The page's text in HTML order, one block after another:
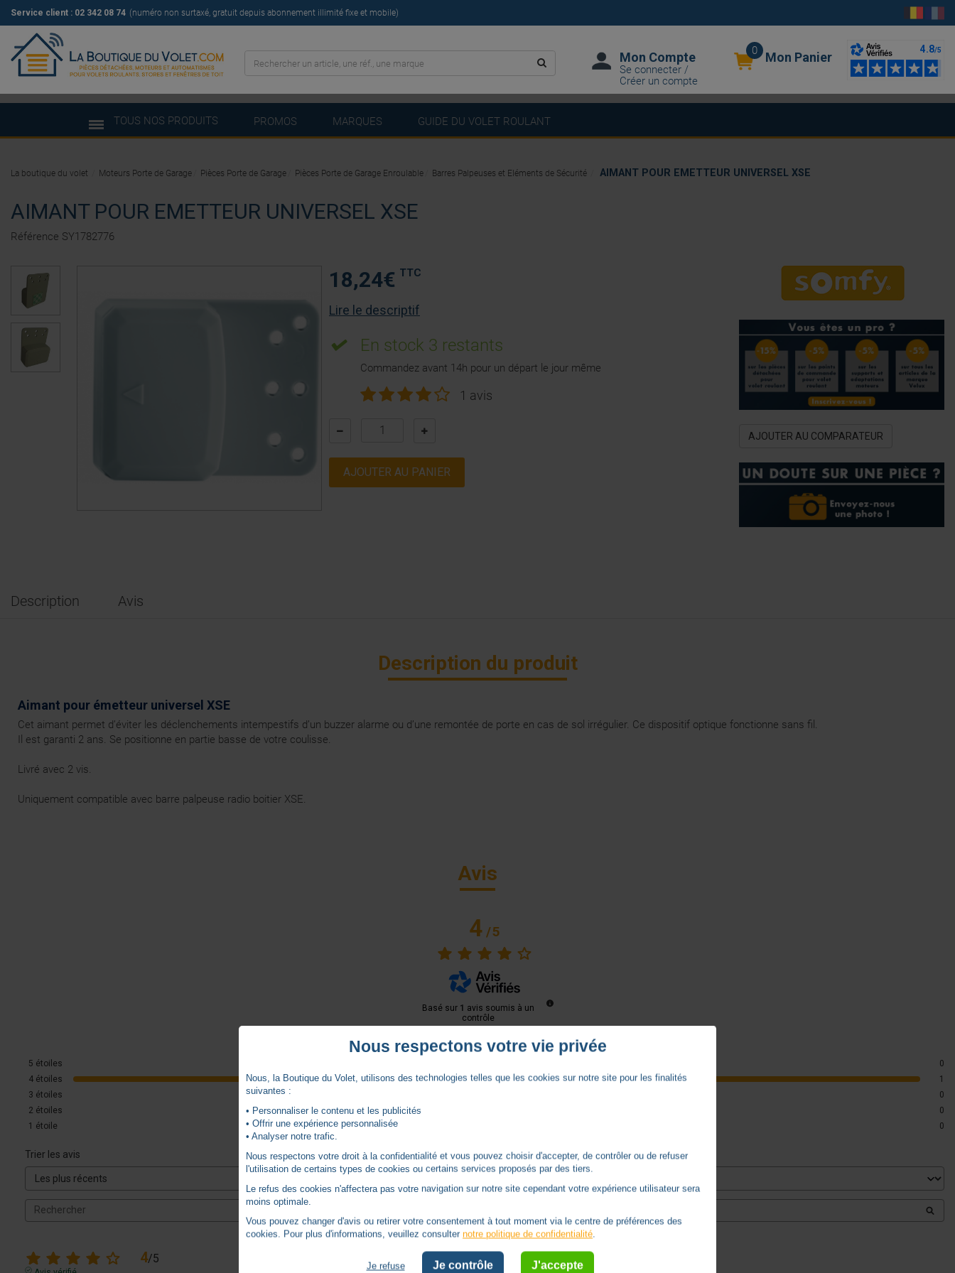
Service client : 02 342 08 74 (numéro non surtaxé, gratuit depuis abonnement illimité fixe et mobile)
Mon Compte
Se connecter /
Créer un compte
0 Mon Panier
TOUS NOS PRODUITS PROMOS MARQUES GUIDE DU VOLET ROULANT
AIMANT POUR EMETTEUR UNIVERSEL XSE
Référence SY1782776
18,24€ TTC
Lire le descriptif
En stock 3 restants
Commandez avant 14h pour un départ le jour même
1 avis
AJOUTER AU PANIER
AJOUTER AU COMPARATEUR
Description Avis
Description du produit
Aimant pour émetteur universel XSE
Cet aimant permet d’éviter les déclenchements intempestifs d’un buzzer alarme ou d’une remontée de porte en cas de sol irrégulier. Ce dispositif optique fonctionne sans fil.
Il est garanti 2 ans. Se positionne en partie basse de votre coulisse.
Livré avec 2 vis.
Uniquement compatible avec barre palpeuse radio boitier XSE.
Avis
4/5
Basé sur 1 avis soumis à un
contrôle
5 étoiles
0
4 étoiles
1
3 étoiles
0
2 étoiles
0
1 étoile 0
Trier les avis
4/5
La boutique du volet Moteurs Porte de Garage Pièces Porte de Garage Pièces Porte de Garage Enroulable Barres Palpeuses et Eléments de Sécurité AIMANT POUR EMETTEUR UNIVERSEL XSE
Nous respectons votre vie privée
Nous, la Boutique du Volet, utilisons des technologies telles que les cookies sur notre site pour les finalités
suivantes :
• Personnaliser le contenu et les publicités
• Offrir une expérience personnalisée
• Analyser notre trafic.
Nous respectons votre droit à la confidentialité et vous pouvez choisir d'accepter, de contrôler ou de refuser
l'utilisation de certains types de cookies ou certains services proposés par des tiers.
Le refus des cookies n'affectera pas votre navigation sur notre site cependant votre expérience utilisateur sera
moins optimale.
Vous pouvez changer d'avis ou retirer votre consentement à tout moment via le centre de préférences des
cookies. Pour plus d'informations, veuillez consulternotre politique de confidentialité.
Je refuse Je contrôle J'accepte